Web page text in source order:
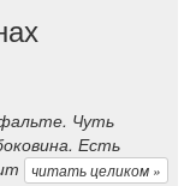
Чуть
Есть
читать целиком »